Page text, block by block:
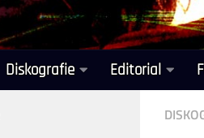
Diskografie Editorial